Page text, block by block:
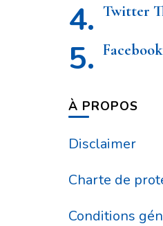
Twitter
À PROPOS
Disclaimer
Charte de
Conditions